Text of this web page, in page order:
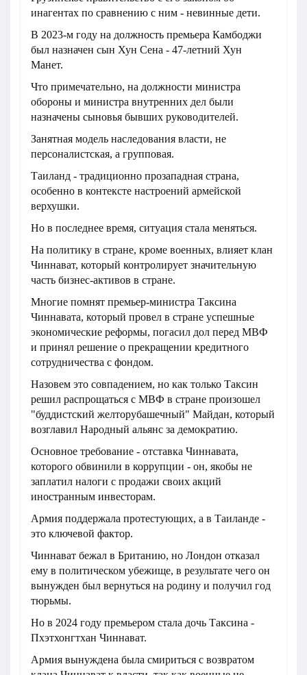
инагентах по сравнению с ним - невинные дети.
В 2023-м году на должность премьера Камбоджи
был назначен сын Хун Сена - 47-летний Хун
Манет.
Что примечательно, на должности министра
обороны и министра внутренних дел были
назначены сыновья бывших руководителей.
Занятная модель наследования власти, не
персоналистская, а групповая.
Таиланд - традиционно прозападная страна,
особенно в контексте настроений армейской
верхушки.
Но в последнее время, ситуация стала меняться.
На политику в стране, кроме военных, влияет клан
Чиннават, который контролирует значительную
часть бизнес-активов в стране.
Многие помнят премьер-министра Таксина
Чиннавата, который провел в стране успешные
экономические реформы, погасил дол перед МВФ
и принял решение о прекращении кредитного
сотрудничества с фондом.
Назовем это совпадением, но как только Таксин
решил распрощаться с МВФ в стране произошел
"буддистский желторубашечный" Майдан, который
возглавил Народный альянс за демократию.
Основное требование - отставка Чиннавата,
которого обвинили в коррупции - он, якобы не
заплатил налоги с продажи своих акций
иностранным инвесторам.
Армия поддержала протестующих, а в Таиланде -
это ключевой фактор.
Чиннават бежал в Британию, но Лондон отказал
ему в политическом убежище, в результате чего он
вынужден был вернуться на родину и получил год
тюрьмы.
Но в 2024 году премьером стала дочь Таксина -
Пхэтхонгтхан Чиннават.
Армия вынуждена была смириться с возвратом